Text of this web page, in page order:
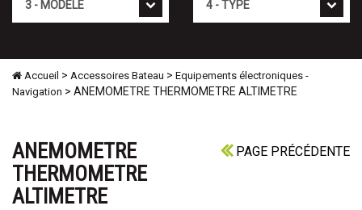
Accueil > Accessoires Bateau > Equipements électroniques -
Navigation > ANEMOMETRE THERMOMETRE ALTIMETRE
PAGE PRÉCÉDENTE
ANEMOMETRE
THERMOMETRE
ALTIMETRE